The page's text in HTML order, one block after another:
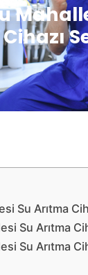
Su Arıtma
Su Arıtma
Su Arıtma